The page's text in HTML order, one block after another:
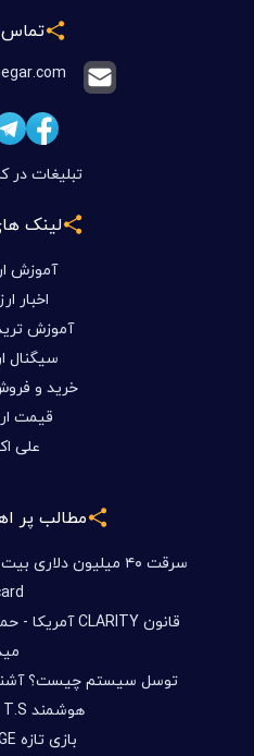
تماس
تبلیغات در
لینک
آموزش
اخبار
آموزش
سیگنال
خرید و
قیمت
علی
مطالب پر
سرقت ۴۰ میلیون
توسل سیستم چیست؟
هوشمند T.S در بیتکس روم
بازی تازه DOGE شروع شد